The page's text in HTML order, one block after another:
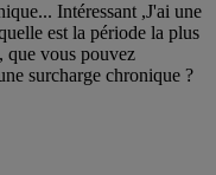
Intéressant ,J'ai une
est la période la plus
que vous pouvez
surcharge chronique ?